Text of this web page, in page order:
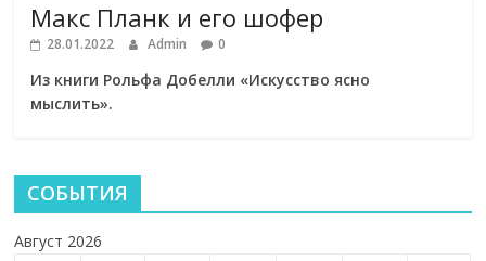
Макс Планк и его шофер
28.01.2022 Admin 0
Из книги Рольфа Добелли «Искусство ясно
мыслить».
СОБЫТИЯ
Август 2026